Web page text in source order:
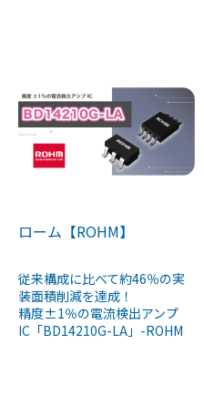
ローム【ROHM】
従来構成に比べて約46％の実
装面積削減を達成！
精度±1％の電流検出アンプ
IC「BD14210G-LA」-ROHM